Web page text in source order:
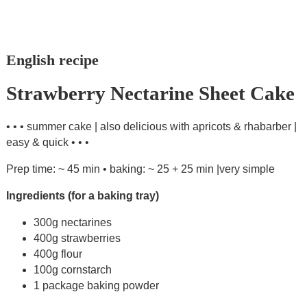
English recipe
Strawberry Nectarine Sheet Cake
• • • summer cake | also delicious with apricots & rhabarber |
easy & quick • • •
Prep time: ~ 45 min • baking: ~ 25 + 25 min |very simple
Ingredients (for a baking tray)
300g nectarines
400g strawberries
400g flour
100g cornstarch
1 package baking powder